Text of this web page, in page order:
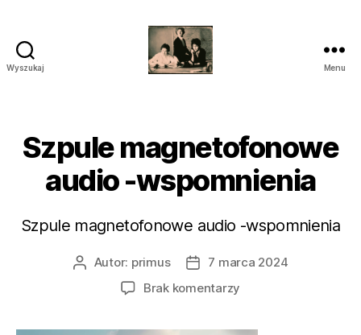
Wyszukaj
śródmieście
piaseczno
Menu
Szpule magnetofonowe
audio -wspomnienia
Szpule magnetofonowe audio -wspomnienia
AutorAutor: primus
Data
wpisu
7 marca 2024
Brak komentarzy